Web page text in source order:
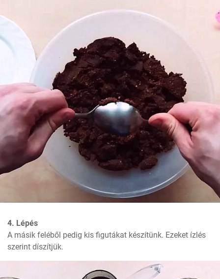
4. Lépés
A másik feléből pedig kis figutákat készítünk. Ezeket ízlés
szerint díszítjük.